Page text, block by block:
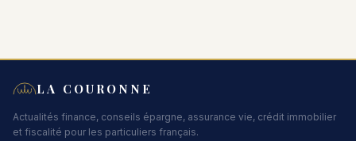
LA COURONNE
Actualités finance, conseils épargne, assurance vie, crédit immobilier
et fiscalité pour les particuliers français.